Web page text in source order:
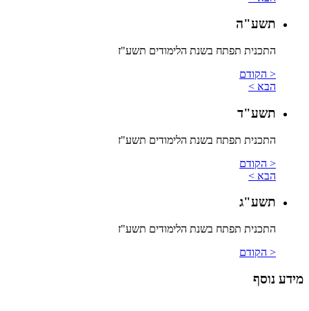
תשע"ה
התכנית תפתח בשנת הלימודים תשע"ז
< הקודם
הבא >
תשע"ד
התכנית תפתח בשנת הלימודים תשע"ז
< הקודם
הבא >
תשע"ג
התכנית תפתח בשנת הלימודים תשע"ז
< הקודם
מידע נוסף